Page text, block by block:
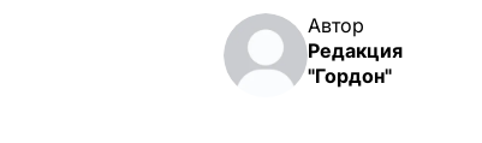
Автор
Редакция
"Гордон"